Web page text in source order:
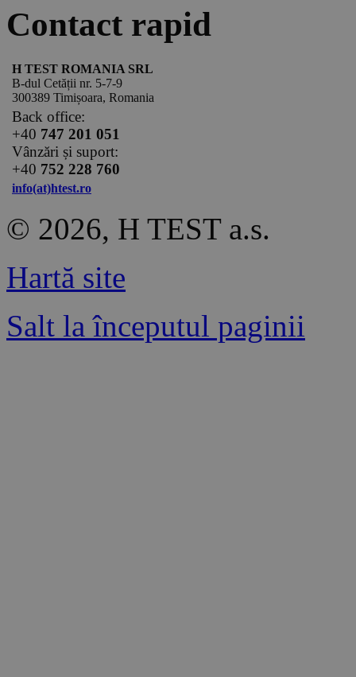
Contact rapid
H TEST ROMANIA SRL
B-dul Cetății nr. 5-7-9
300389 Timișoara, Romania
Back office:
+40 747 201 051
Vânzări și suport:
+40 752 228 760
info(at)htest.ro
© 2026, H TEST a.s.
Hartă site
Salt la începutul paginii